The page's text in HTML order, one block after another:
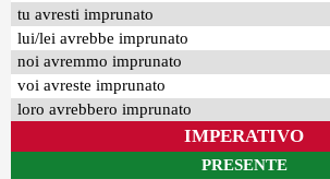
tu avresti imprunato
lui/lei avrebbe imprunato
noi avremmo imprunato
voi avreste imprunato
loro avrebbero imprunato
IMPERATIVO
PRESENTE